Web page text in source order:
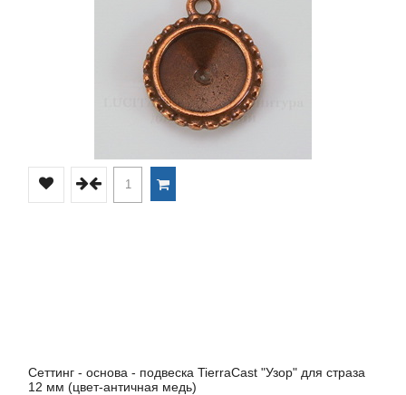
Сеттинг - основа - подвеска TierraCast "Узор" для страза
12 мм (цвет-античная медь)